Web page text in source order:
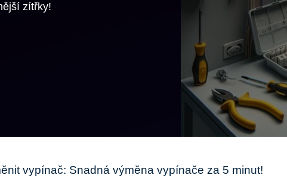
zítřky!
vypínač: Snadná výměna vypínače za 5 minut!